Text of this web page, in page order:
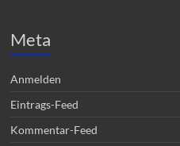
Meta
Anmelden
Eintrags-Feed
Kommentar-Feed